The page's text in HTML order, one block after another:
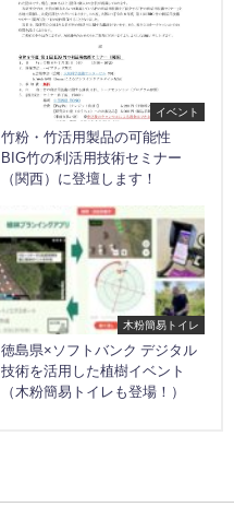
イベント
竹粉・竹活用製品の可能性
BIG竹の利活用技術セミナー
（関西）に登壇します！
木粉簡易トイレ
徳島県×ソフトバンク デジタル
技術を活用した植樹イベント
（木粉簡易トイレも登場！）